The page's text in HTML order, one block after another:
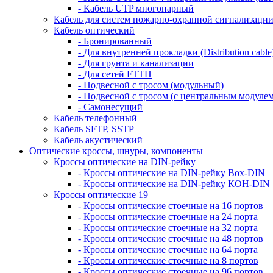
- Кабель UTP многопарный
Кабель для систем пожарно-охранной сигнализации
Кабель оптический
- Бронированный
- Для внутренней прокладки (Distribution
- Для грунта и канализации
- Для сетей FTTH
- Подвесной с тросом (модульный)
- Подвесной с тросом (с центральным
- Самонесущий
Кабель телефонный
Кабель SFTP, SSTP
Кабель акустический
Оптические кроссы, шнуры, компоненты
Кроссы оптические на DIN-рейку
- Кроссы оптические на DIN-рейку Box-DIN
- Кроссы оптические на DIN-рейку КОН-DIN
Кроссы оптические 19
- Кроссы оптические стоечные на 16 портов
- Кроссы оптические стоечные на 24 порта
- Кроссы оптические стоечные на 32 порта
- Кроссы оптические стоечные на 48 портов
- Кроссы оптические стоечные на 64 порта
- Кроссы оптические стоечные на 8 портов